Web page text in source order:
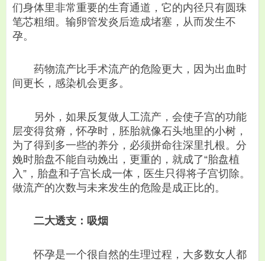
们身体里非常重要的生育通道，它的内径只有圆珠
笔芯粗细。输卵管发炎后造成堵塞，从而发生不
孕。
药物流产比手术流产的危险更大，因为出血时
间更长，感染机会更多。
另外，如果反复做人工流产，会使子宫的功能
层变得贫瘠，怀孕时，胚胎就像石头地里的小树，
为了得到多一些的养分，必须拼命往深里扎根。分
娩时胎盘不能自动娩出，更重的，就成了“胎盘植
入”，胎盘和子宫长成一体，医生只得将子宫切除。
做流产的次数与未来发生的危险是成正比的。
二大透支：吸烟
怀孕是一个很自然的生理过程，大多数女人都